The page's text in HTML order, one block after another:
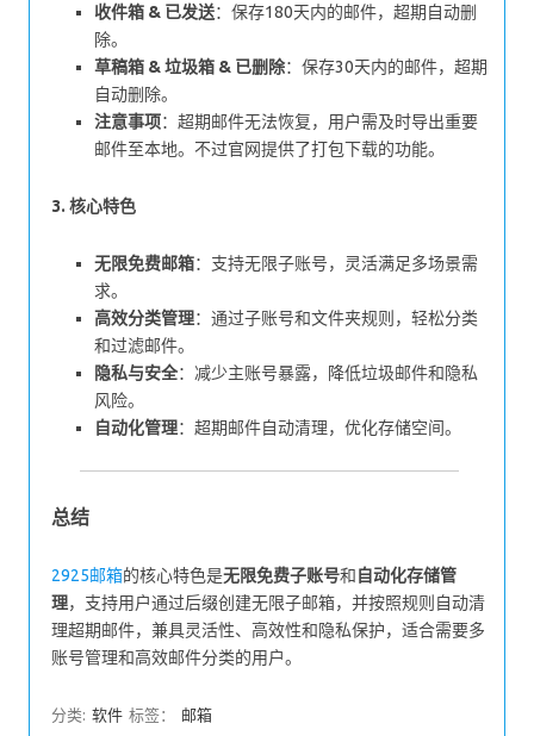
收件箱 & 已发送：保存180天内的邮件，超期自动删
除。
草稿箱 & 垃圾箱 & 已删除：保存30天内的邮件，超期
自动删除。
注意事项：超期邮件无法恢复，用户需及时导出重要
邮件至本地。不过官网提供了打包下载的功能。
3. 核心特色
无限免费邮箱：支持无限子账号，灵活满足多场景需
求。
高效分类管理：通过子账号和文件夹规则，轻松分类
和过滤邮件。
隐私与安全：减少主账号暴露，降低垃圾邮件和隐私
风险。
自动化管理：超期邮件自动清理，优化存储空间。
总结
2925邮箱的核心特色是无限免费子账号和自动化存储管
理，支持用户通过后缀创建无限子邮箱，并按照规则自动清
理超期邮件，兼具灵活性、高效性和隐私保护，适合需要多
账号管理和高效邮件分类的用户。
分类: 软件 标签： 邮箱